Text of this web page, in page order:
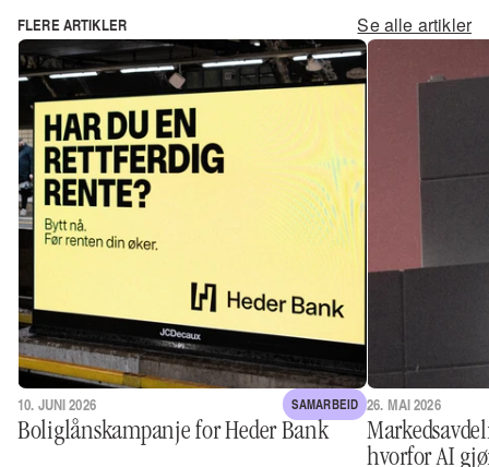
FLERE ARTIKLER Se alle artikler
10. JUNI 2026 SAMARBEID
Boliglånskampanje for Heder Bank
26. MAI 2026
hvorfor AI